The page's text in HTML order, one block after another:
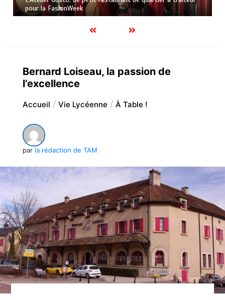
роur lа FаѕһіоnWееk
Bernard Loiseau, la passion de
l’excellence
Accueil Vie Lycéenne À Table !
par la rédaction de TAM